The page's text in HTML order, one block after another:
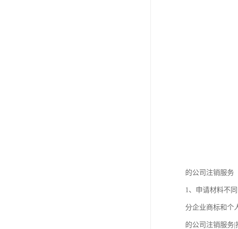
的公司注销服务
1、申请材料不
分企业商标和个
的公司注销服务